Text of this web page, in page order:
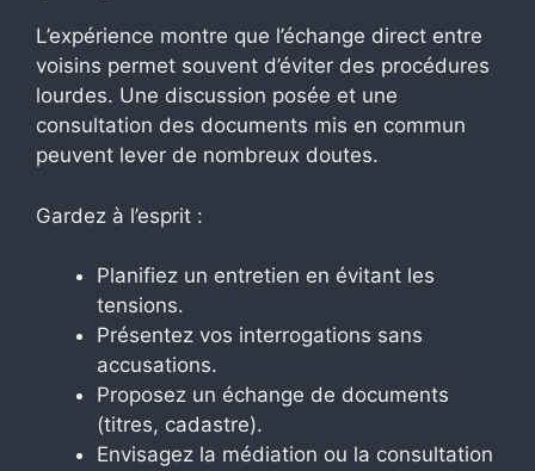
L’expérience montre que l’échange direct entre
voisins permet souvent d’éviter des procédures
lourdes. Une discussion posée et une
consultation des documents mis en commun
peuvent lever de nombreux doutes.
Gardez à l’esprit :
Planifiez un entretien en évitant les
tensions.
Présentez vos interrogations sans
accusations.
Proposez un échange de documents
(titres, cadastre).
Envisagez la médiation ou la consultation